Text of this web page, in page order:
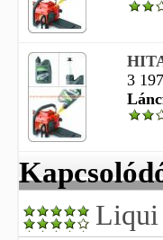
3 197
Liqui